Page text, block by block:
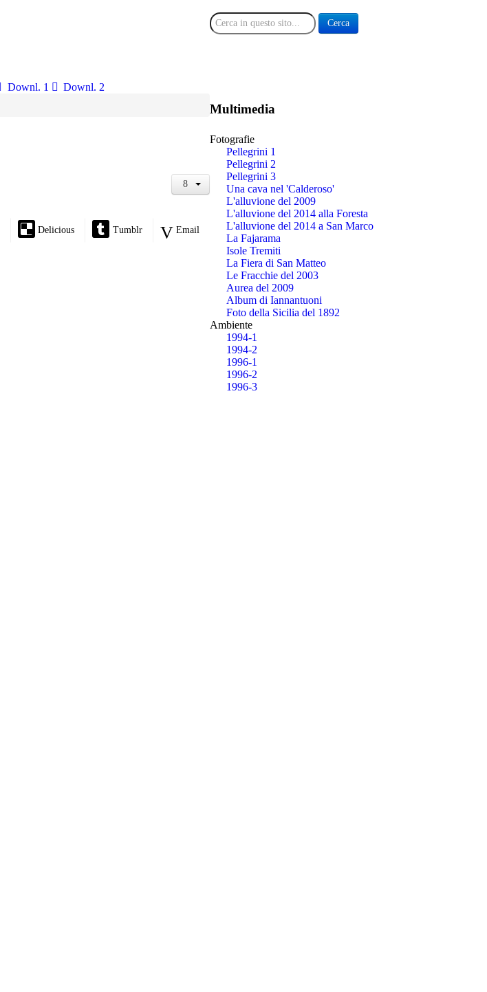
Cerca
Cerca
Downl. 1
Downl. 2
Delicious Tumblr Email
Multimedia
Fotografie
Pellegrini 1
Pellegrini 2
Pellegrini 3
Una cava nel 'Calderoso'
L'alluvione del 2009
L'alluvione del 2014 alla Foresta
L'alluvione del 2014 a San Marco
La Fajarama
Isole Tremiti
La Fiera di San Matteo
Le Fracchie del 2003
Aurea del 2009
Album di Iannantuoni
Foto della Sicilia del 1892
Ambiente
1994-1
1994-2
1996-1
1996-2
1996-3